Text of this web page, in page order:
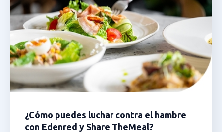
¿Cómo puedes luchar contra el hambre
con Edenred y Share TheMeal?